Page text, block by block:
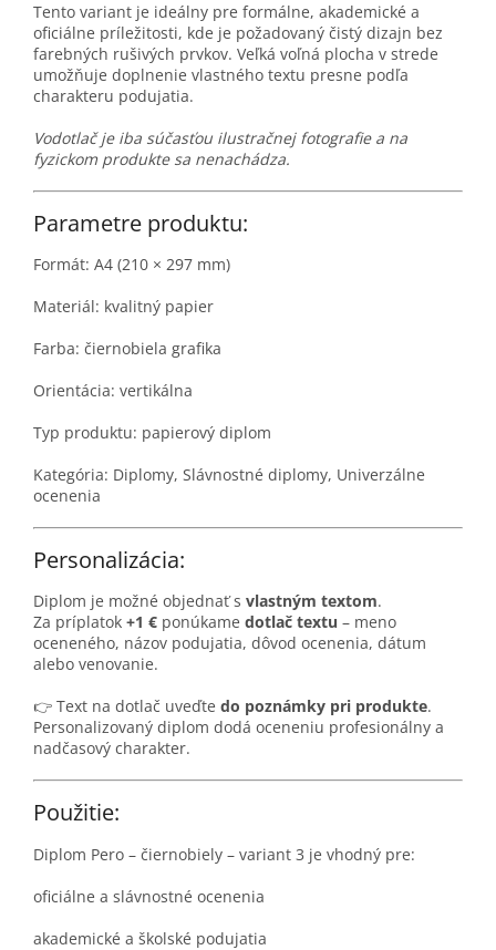
Tento variant je ideálny pre formálne, akademické a
oficiálne príležitosti, kde je požadovaný čistý dizajn bez
farebných rušivých prvkov. Veľká voľná plocha v strede
umožňuje doplnenie vlastného textu presne podľa
charakteru podujatia.
Vodotlač je iba súčasťou ilustračnej fotografie a na
fyzickom produkte sa nenachádza.
Parametre produktu:
Formát: A4 (210 × 297 mm)
Materiál: kvalitný papier
Farba: čiernobiela grafika
Orientácia: vertikálna
Typ produktu: papierový diplom
Kategória: Diplomy, Slávnostné diplomy, Univerzálne
ocenenia
Personalizácia:
Diplom je možné objednať s vlastným textom.
Za príplatok +1 € ponúkame dotlač textu – meno
oceneného, názov podujatia, dôvod ocenenia, dátum
alebo venovanie.
👉 Text na dotlač uveďte do poznámky pri produkte.
Personalizovaný diplom dodá oceneniu profesionálny a
nadčasový charakter.
Použitie:
Diplom Pero – čiernobiely – variant 3 je vhodný pre:
oficiálne a slávnostné ocenenia
akademické a školské podujatia